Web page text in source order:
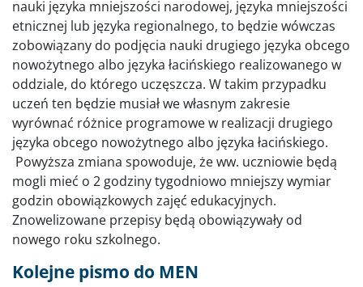
nauki języka mniejszości narodowej, języka mniejszości
etnicznej lub języka regionalnego, to będzie wówczas
zobowiązany do podjęcia nauki drugiego języka obcego
nowożytnego albo języka łacińskiego realizowanego w
oddziale, do którego uczęszcza. W takim przypadku
uczeń ten będzie musiał we własnym zakresie
wyrównać różnice programowe w realizacji drugiego
języka obcego nowożytnego albo języka łacińskiego.
Powyższa zmiana spowoduje, że ww. uczniowie będą
mogli mieć o 2 godziny tygodniowo mniejszy wymiar
godzin obowiązkowych zajęć edukacyjnych.
Znowelizowane przepisy będą obowiązywały od
nowego roku szkolnego.
Kolejne pismo do MEN